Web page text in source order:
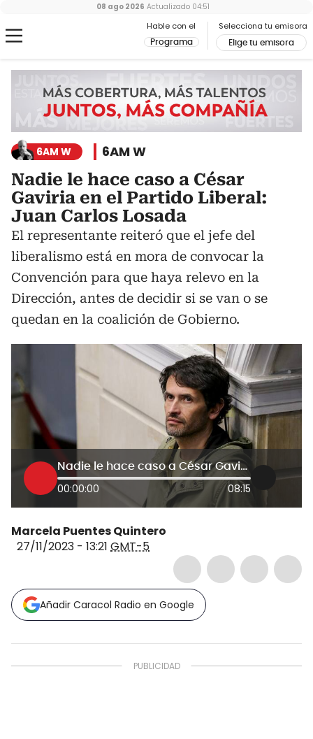
Hable con el
Programa
Selecciona tu emisora
Elige tu emisora
08 ago 2026 Actualizado 04:51
6AM W 6AM W
Nadie le hace caso a César
Gaviria en el Partido Liberal:
Juan Carlos Losada
El representante reiteró que el jefe del
liberalismo está en mora de convocar la
Convención para que haya relevo en la
Dirección, antes de decidir si se van o se
quedan en la coalición de Gobierno.
Nadie le hace caso a César Gaviria en el Partido Liberal: Juan Carlos Losada
00:00:00 08:15
Marcela Puentes Quintero
27/11/2023 - 13:21 GMT-5
Añadir Caracol Radio en Google